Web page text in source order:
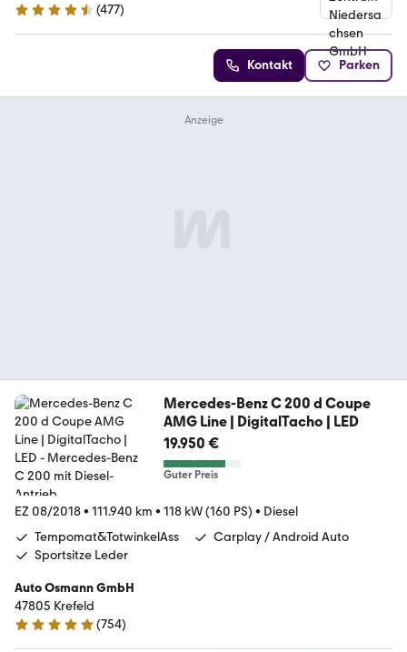
4.5 Sterne
(477)
Kontakt Parken
Mercedes-Benz C 200 d Coupe
AMG Line | DigitalTacho | LED
19.950 €
Guter Preis
EZ 08/2018• 111.940 km • 118 kW (160 PS) • Diesel
Tempomat&TotwinkelAss
Carplay / Android Auto
Sportsitze Leder
Auto Osmann GmbH
47805 Krefeld
4.8 Sterne
(754)